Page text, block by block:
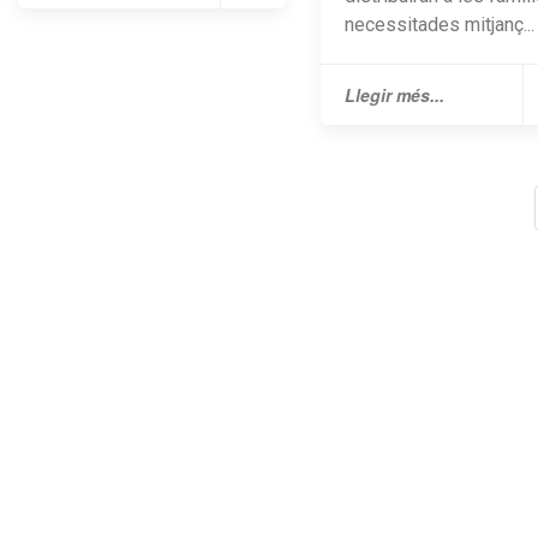
necessitades mitjanç...
Llegir més...